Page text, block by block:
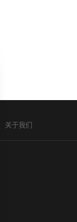
关于我们